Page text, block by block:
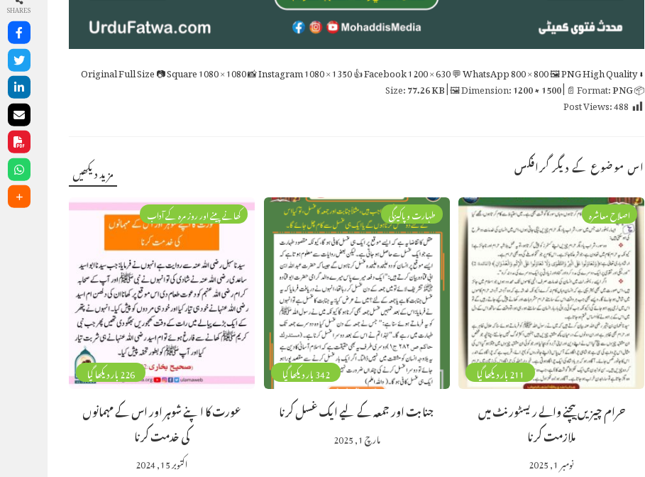
⬇ Original
Full Size📷 Square1080 × 1080📸 Instagram1080 × 1350👍 Facebook1200 × 630💬 WhatsApp800 × 800🖼 PNGHigh Quality
📦 Size:
77.26 KB| 🖼 Dimension:1200 × 1500| 📄 Format:PNG
Post Views:488
اس موضوع کے دیگر گرافکس مزید دیکھیں
226 بار دیکھا گیا
کھانے پینے اور روز مرہ کے آداب
عورت کا اپنے شوہر اور اس کے مہمانوں
کی خدمت کرنا
اکتوبر 15, 2024
342 بار دیکھا گیا
طہارت وپاکیزگی
جنابت اور جمعہ کے لیے ایک غسل کرنا
مارچ 1, 2025
211 بار دیکھا گیا
اصلاح معاشرہ
حرام چیزیں بیچنے والے ریسٹورنٹ میں
ملازمت کرنا
نومبر 1, 2025
SHARES